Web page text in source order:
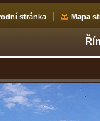
stránka Mapa